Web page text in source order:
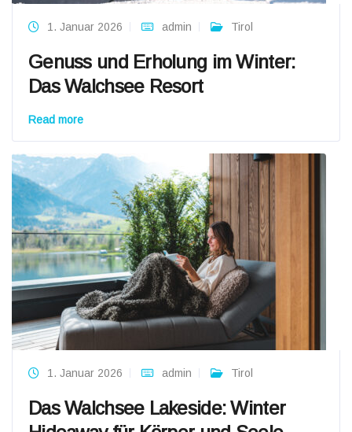
1. Januar 2026 admin Tirol
Genuss und Erholung im Winter:
Das Walchsee Resort
Read more
1. Januar 2026 admin Tirol
Das Walchsee Lakeside: Winter